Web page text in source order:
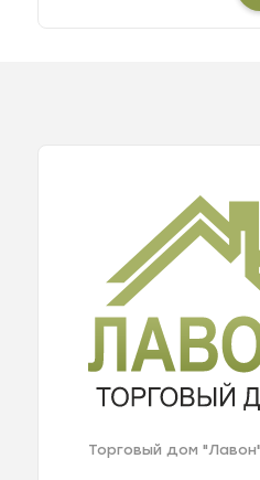
Торговый дом "Лавон"